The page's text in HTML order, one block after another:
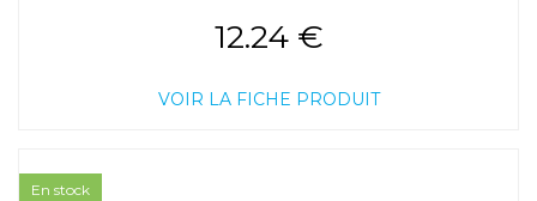
12.24 €
VOIR LA FICHE PRODUIT
En stock